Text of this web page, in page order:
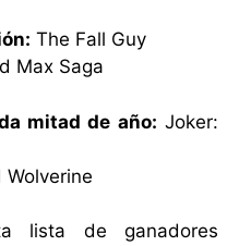
The Fall Guy
Max Saga
mitad de año: Joker:
lista de ganadores